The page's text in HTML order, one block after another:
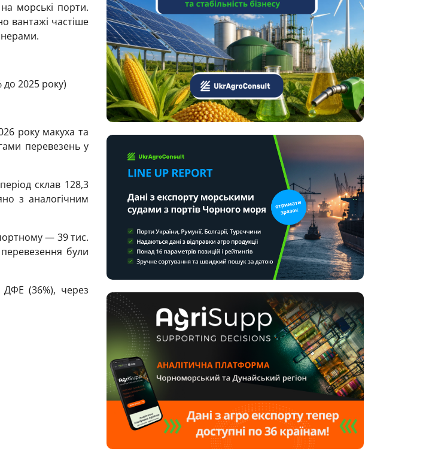
морські порти.
вантажі частіше
2025 року)
року макуха та
перевезень у
склав 128,3
з аналогічним
— 39 тис.
були
ДФЕ (36%), через